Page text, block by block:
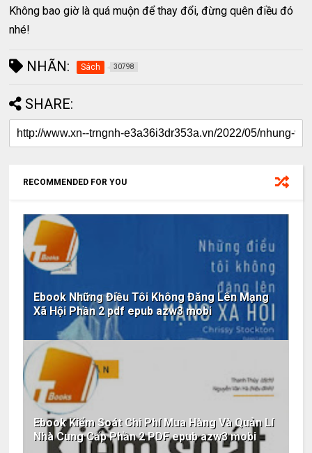
Không bao giờ là quá muộn để thay đổi, đừng quên điều đó
nhé!
NHÃN: Sách 30798
SHARE:
RECOMMENDED FOR YOU
Ebook Những Điều Tôi Không Đăng Lên Mạng
Xã Hội Phần 2 pdf epub azw3 mobi
Ebook Kiểm Soát Chi Phí Mua Hàng Và Quản Lí
Nhà Cung Cấp Phần 2 PDF epub azw3 mobi